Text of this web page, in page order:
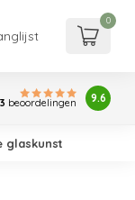
0
beoordelingen 9.6
glaskunst